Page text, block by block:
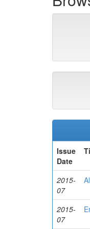
Issue
Date
2015-
07
2015-
07